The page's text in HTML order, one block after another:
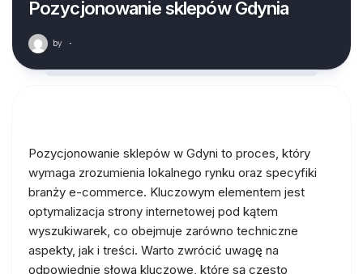
Pozycjonowanie sklepów Gdynia
by ·
Pozycjonowanie sklepów w Gdyni to proces, który
wymaga zrozumienia lokalnego rynku oraz specyfiki
branży e-commerce. Kluczowym elementem jest
optymalizacja strony internetowej pod kątem
wyszukiwarek, co obejmuje zarówno techniczne
aspekty, jak i treści. Warto zwrócić uwagę na
odpowiednie słowa kluczowe, które są często